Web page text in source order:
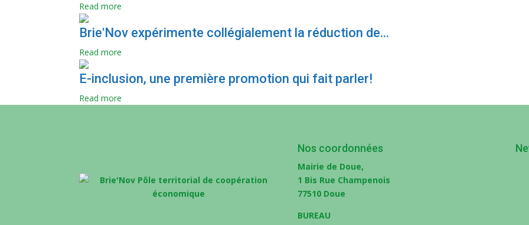
Read more
Brie'Nov expérimente collégialement la réduction de...
Read more
E-inclusion, une première promotion qui fait parler!
Read more
Nos coordonnées
Mairie de Doue,
1 Bis Rue Champenois
77510 Doue
BUREAU